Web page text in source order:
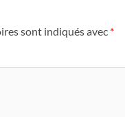
sont indiqués avec *